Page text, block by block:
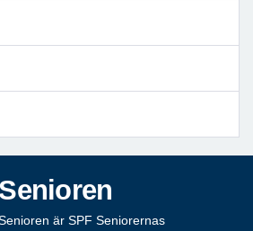
Senioren
är SPF Seniorernas